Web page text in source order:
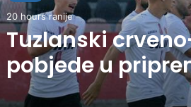
20 hours ranije
Tuzlanski
pobjede u
utakmici